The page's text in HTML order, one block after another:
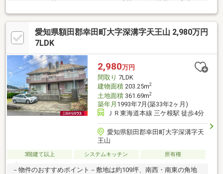
リーニング●白蟻点検
愛知県額田郡幸田町大字深溝字天王山 2,980万円
7LDK
2,980万円
間取り 7LDK
建物面積203.25m2
土地面積361.69m2
築年月 1993年7月(築33年2ヶ月)
ＪＲ東海道本線 三ケ根駅 徒歩4分
愛知県額田郡幸田町大字深溝字天
王山
3階建て以上 システムキッチン 所有権
－物件のおすすめポイント－敷地は約109坪、南西・南東の角地